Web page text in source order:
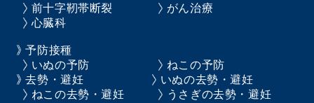
前十字靭帯断裂
がん治療
心臓科
予防接種
いぬの予防
ねこの予防
去勢・避妊
いぬの去勢・避妊
ねこの去勢・避妊
うさぎの去勢・避妊